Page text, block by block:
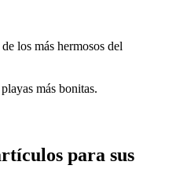
los más hermosos del
más bonitas.
para sus